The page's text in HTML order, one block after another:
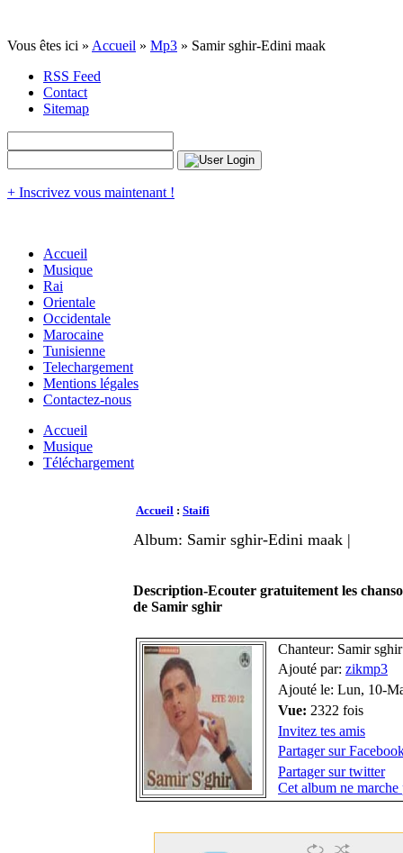
Vous êtes ici » Accueil » Mp3 » Samir sghir-Edini maak
RSS Feed
Contact
Sitemap
+ Inscrivez vous maintenant !
Accueil
Musique
Rai
Orientale
Occidentale
Marocaine
Tunisienne
Telechargement
Mentions légales
Contactez-nous
Accueil
Musique
Téléchargement
Accueil : Staifi
Album: Samir sghir-Edini maak |
Description-Ecouter gratuitement les
de Samir sghir
Chanteur: Samir sghir
Ajouté par: zikmp3
Ajouté le: Lun, 10-
Vue: 2322 fois
Invitez tes amis
Partager sur
Partager sur twitter
Cet album ne marche